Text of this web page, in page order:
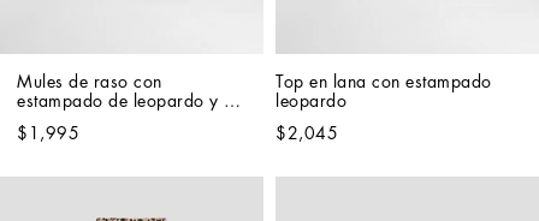
Mules de raso con
estampado de leopardo y
$1,995
Top en lana con estampado
leopardo
$2,045